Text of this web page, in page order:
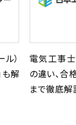
）
も解
電気工事
の違い、合
まで徹底解